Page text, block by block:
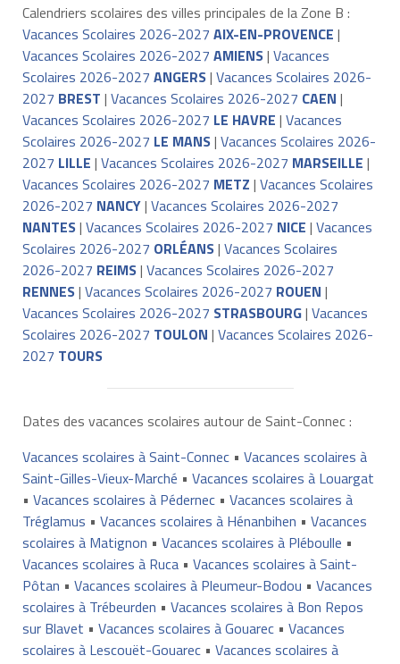
Calendriers scolaires des villes principales de la Zone B :
Vacances Scolaires 2026-2027 AIX-EN-PROVENCE |
Vacances Scolaires 2026-2027 AMIENS| Vacances
Scolaires 2026-2027 ANGERS| Vacances Scolaires 2026-
2027 BREST | Vacances Scolaires 2026-2027 CAEN |
Vacances Scolaires 2026-2027 LE HAVRE | Vacances
Scolaires 2026-2027 LE MANS| Vacances Scolaires 2026-
2027 LILLE | Vacances Scolaires 2026-2027 MARSEILLE |
Vacances Scolaires 2026-2027 METZ | Vacances Scolaires
2026-2027 NANCY| Vacances Scolaires 2026-2027
NANTES| Vacances Scolaires 2026-2027 NICE | Vacances
Scolaires 2026-2027 ORLÉANS| Vacances Scolaires
2026-2027 REIMS| Vacances Scolaires 2026-2027
RENNES| Vacances Scolaires 2026-2027 ROUEN |
Vacances Scolaires 2026-2027 STRASBOURG| Vacances
Scolaires 2026-2027 TOULON | Vacances Scolaires 2026-
2027 TOURS
Dates des vacances scolaires autour de Saint-Connec :
Vacances scolaires à Saint-Connec• Vacances scolaires à
Saint-Gilles-Vieux-Marché • Vacances scolaires à Louargat
• Vacances scolaires à Pédernec• Vacances scolaires à
Tréglamus • Vacances scolaires à Hénanbihen • Vacances
scolaires à Matignon • Vacances scolaires à Pléboulle •
Vacances scolaires à Ruca• Vacances scolaires à Saint-
Pôtan • Vacances scolaires à Pleumeur-Bodou • Vacances
scolaires à Trébeurden • Vacances scolaires à Bon Repos
sur Blavet • Vacances scolaires à Gouarec• Vacances
scolaires à Lescouët-Gouarec• Vacances scolaires à